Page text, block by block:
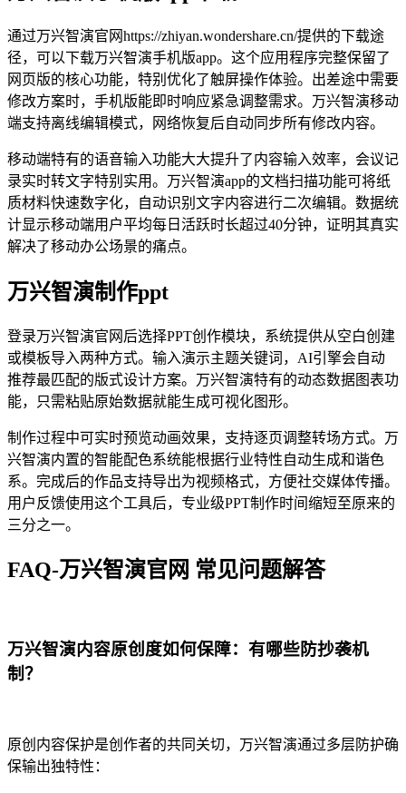
通过万兴智演官网https://zhiyan.wondershare.cn/提供的下载途
径，可以下载万兴智演手机版app。这个应用程序完整保留了
网页版的核心功能，特别优化了触屏操作体验。出差途中需要
修改方案时，手机版能即时响应紧急调整需求。万兴智演移动
端支持离线编辑模式，网络恢复后自动同步所有修改内容。
移动端特有的语音输入功能大大提升了内容输入效率，会议记
录实时转文字特别实用。万兴智演app的文档扫描功能可将纸
质材料快速数字化，自动识别文字内容进行二次编辑。数据统
计显示移动端用户平均每日活跃时长超过40分钟，证明其真实
解决了移动办公场景的痛点。
万兴智演制作ppt
登录万兴智演官网后选择PPT创作模块，系统提供从空白创建
或模板导入两种方式。输入演示主题关键词，AI引擎会自动
推荐最匹配的版式设计方案。万兴智演特有的动态数据图表功
能，只需粘贴原始数据就能生成可视化图形。
制作过程中可实时预览动画效果，支持逐页调整转场方式。万
兴智演内置的智能配色系统能根据行业特性自动生成和谐色
系。完成后的作品支持导出为视频格式，方便社交媒体传播。
用户反馈使用这个工具后，专业级PPT制作时间缩短至原来的
三分之一。
FAQ-万兴智演官网 常见问题解答
万兴智演内容原创度如何保障：有哪些防抄袭机
制？
原创内容保护是创作者的共同关切，万兴智演通过多层防护确
保输出独特性：